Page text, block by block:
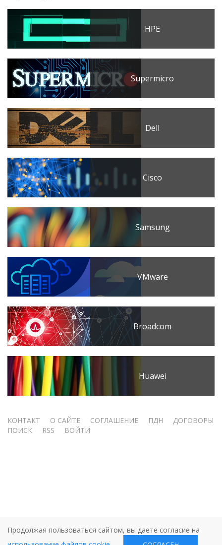
HPE
Supermicro
Dell
Cisco
Samsung
VMware
Broadcom
Huawei
Меню
КОНТАКТ О САЙТЕ СОГЛАШЕНИЕ ПДН
ДОГОВОРЫ
ПОИСК
RSS ВОЙТИ
Продолжая пользоваться сайтом, вы даете согласие на